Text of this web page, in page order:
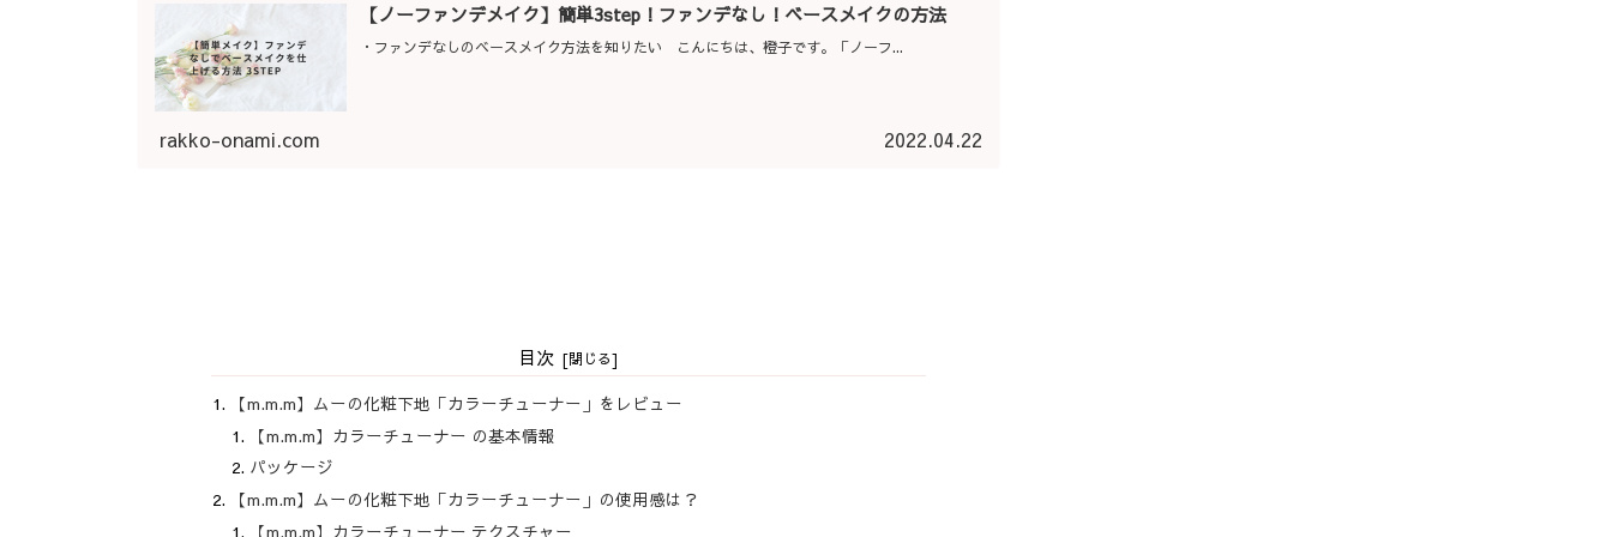
【ノーファンデメイク】簡単3step！ファンデなし！ベースメイクの方法
・ファンデなしのベースメイク方法を知りたい こんにちは、橙子です。「ノーフ...
rakko-onami.com 2022.04.22
目次
【m.m.m】ムーの化粧下地「カラーチューナー」をレビュー
【m.m.m】カラーチューナー の基本情報
パッケージ
【m.m.m】ムーの化粧下地「カラーチューナー」の使用感は？
【m.m.m】カラーチューナー テクスチャー